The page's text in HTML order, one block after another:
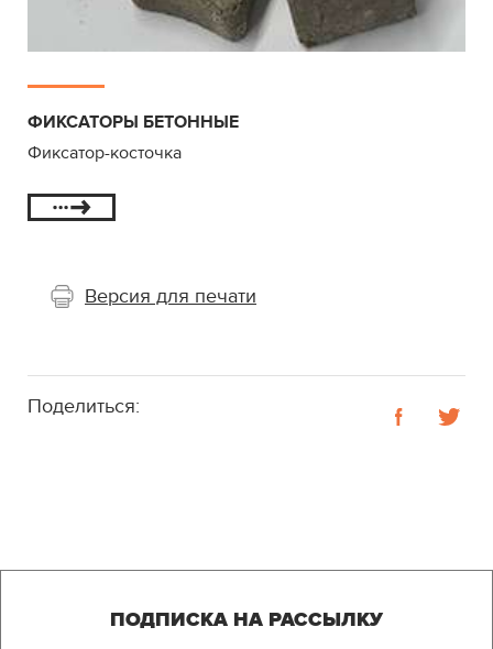
ФИКСАТОРЫ БЕТОННЫЕ
Фиксатор-косточка
Версия для печати
Поделиться:
ПОДПИСКА НА РАССЫЛКУ